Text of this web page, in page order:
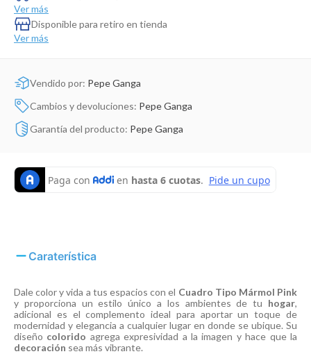
Ver más
Disponible para retiro en tienda
Ver más
Vendido por: Pepe Ganga
Cambios y devoluciones: Pepe Ganga
Garantía del producto: Pepe Ganga
Caraterística
Dale color y vida a tus espacios con el Cuadro Tipo Mármol Pink
y proporciona un estilo único a los ambientes de tu hogar,
adicional es el complemento ideal para aportar un toque de
modernidad y elegancia a cualquier lugar en donde se ubique. Su
diseño colorido agrega expresividad a la imagen y hace que la
decoración sea más vibrante.
Dinosaurio Juguete